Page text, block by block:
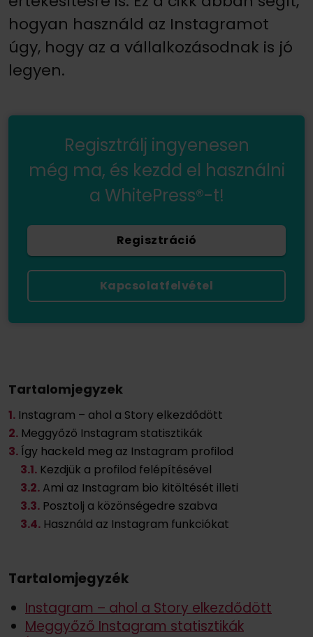
hogyan használd az Instagramot
úgy, hogy az a vállalkozásodnak is jó
legyen.
Regisztrálj ingyenesen
még ma, és kezdd el használni
a WhitePress®-t!
Regisztráció
Kapcsolatfelvétel
Tartalomjegyzek
1. Instagram – ahol a Story elkezdődött
2. Meggyőző Instagram statisztikák
3. Így hackeld meg az Instagram profilod
3.1. Kezdjük a profilod felépítésével
3.2. Ami az Instagram bio kitöltését illeti
3.3. Posztolj a közönségedre szabva
3.4. Használd az Instagram funkciókat
Tartalomjegyzék
Instagram – ahol a Story elkezdődött
Meggyőző Instagram statisztikák